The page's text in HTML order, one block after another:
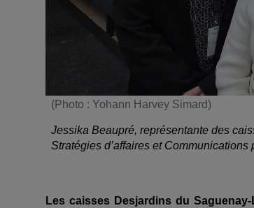
(Photo : Yohann Harvey Simard)
Jessika Beaupré, représentante des
Stratégies d’affaires et
Les caisses Desjardins du